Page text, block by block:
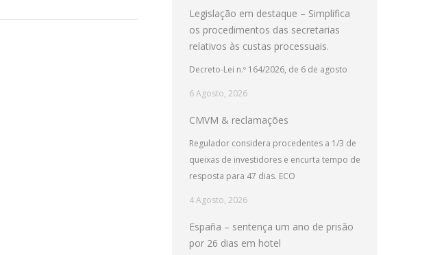
Legislação em destaque – Simplifica
os procedimentos das secretarias
relativos às custas processuais.
Decreto-Lei n.º 164/2026, de 6 de agosto
6 Agosto, 2026
CMVM & reclamações
Regulador considera procedentes a 1/3 de
queixas de investidores e encurta tempo de
resposta para 47 dias. ECO
4 Agosto, 2026
España – sentença um ano de prisão
por 26 dias em hotel